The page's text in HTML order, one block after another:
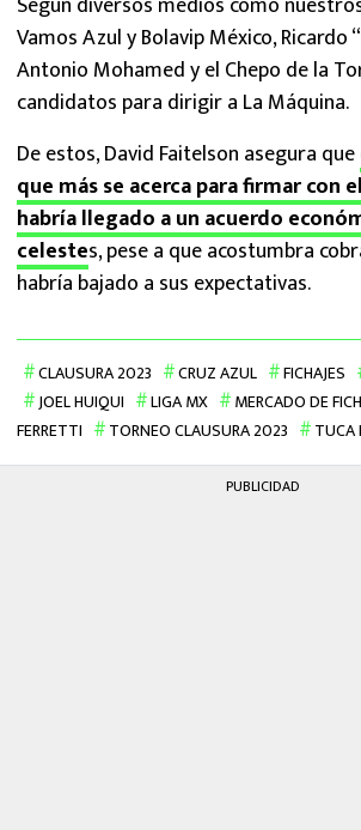
Vamos Azul y Bolavip México, Ricardo
Antonio Mohamed y el Chepo de la
candidatos para dirigir a La Máquina.
De estos, David Faitelson asegura que
que más se acerca para firmar con
habría llegado a un acuerdo
celestes, pese a que acostumbra
habría bajado a sus expectativas.
CLAUSURA 2023 CRUZ AZUL FICHAJES
JOEL HUIQUI
LIGA MX MERCADO DE
FERRETTI
TORNEO CLAUSURA 2023 TUCA
PUBLICIDAD